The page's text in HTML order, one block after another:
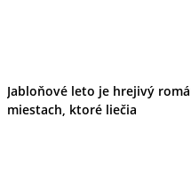
Šport a
Školstvo
Ekonomika
Jabloňové leto je hrejivý
miestach, ktoré liečia